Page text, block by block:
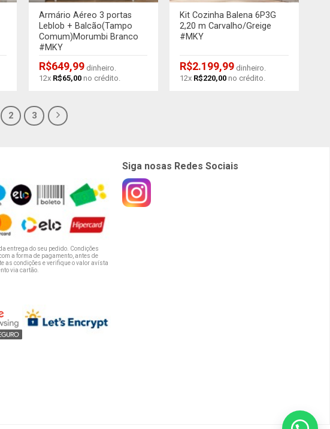
Armário Aéreo 3 portas
Leblob + Balcão(Tampo
Comum)Morumbi Branco
#MKY
R$649,99 dinheiro.
12x R$65,00no crédito.
Kit Cozinha Balena 6P3G
2,20 m Carvalho/Greige
#MKY
R$2.199,99 dinheiro.
12x R$220,00 no crédito.
2 3
entrega do seu pedido. Condições
a forma de pagamento, antes de
as condições e verifique o valor avísta
via cartão.
Siga nosas Redes Sociais